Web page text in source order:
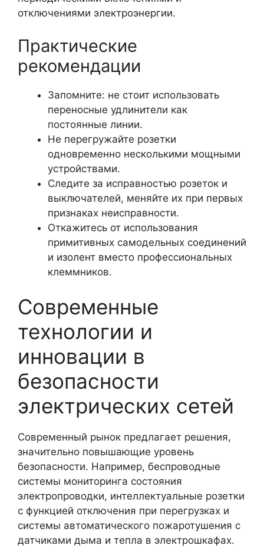
отключениями электроэнергии.
Практические
рекомендации
Запомните: не стоит использовать
переносные удлинители как
постоянные линии.
Не перегружайте розетки
одновременно несколькими мощными
устройствами.
Следите за исправностью розеток и
выключателей, меняйте их при первых
признаках неисправности.
Откажитесь от использования
примитивных самодельных соединений
и изолент вместо профессиональных
клеммников.
Современные
технологии и
инновации в
безопасности
электрических сетей
Современный рынок предлагает решения,
значительно повышающие уровень
безопасности. Например, беспроводные
системы мониторинга состояния
электропроводки, интеллектуальные розетки
с функцией отключения при перегрузках и
системы автоматического пожаротушения с
датчиками дыма и тепла в электрошкафах.